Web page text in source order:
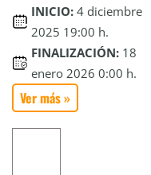
INICIO: 4 diciembre
2025 19:00 h.
FINALIZACIÓN: 18
enero 2026 0:00 h.
Ver más »